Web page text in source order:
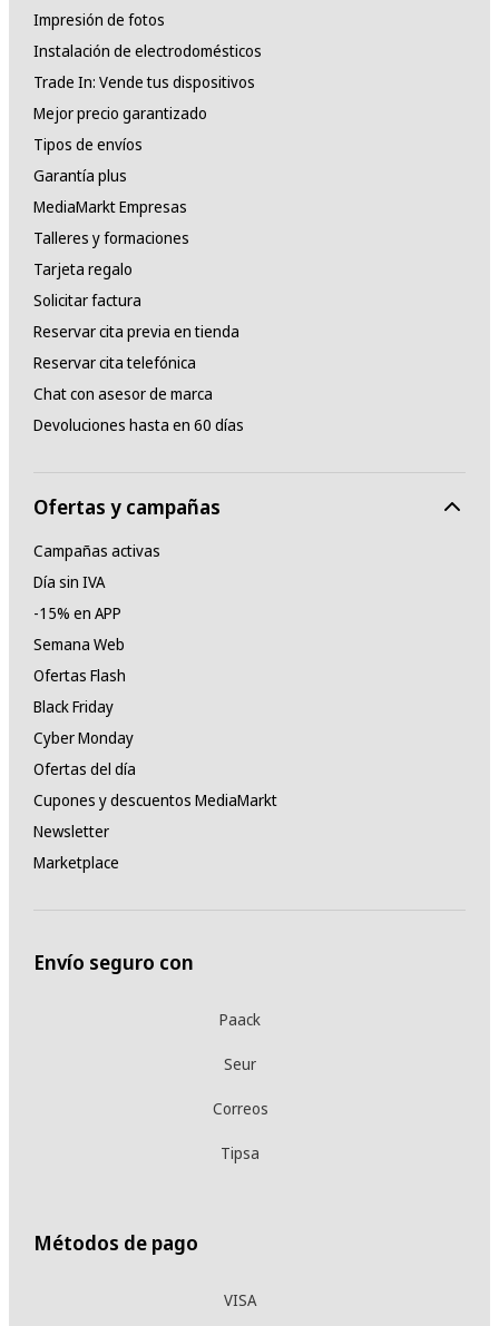
Impresión de fotos
Instalación de electrodomésticos
Trade In: Vende tus dispositivos
Mejor precio garantizado
Tipos de envíos
Garantía plus
MediaMarkt Empresas
Talleres y formaciones
Tarjeta regalo
Solicitar factura
Reservar cita previa en tienda
Reservar cita telefónica
Chat con asesor de marca
Devoluciones hasta en 60 días
Ofertas y campañas
Campañas activas
Día sin IVA
-15% en APP
Semana Web
Ofertas Flash
Black Friday
Cyber Monday
Ofertas del día
Cupones y descuentos MediaMarkt
Newsletter
Marketplace
Envío seguro con
Paack
Seur
Correos
Tipsa
Métodos de pago
VISA